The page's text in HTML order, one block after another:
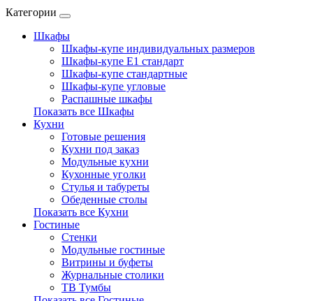
Категории
Шкафы
Шкафы-купе индивидуальных размеров
Шкафы-купе Е1 стандарт
Шкафы-купе стандартные
Шкафы-купе угловые
Распашные шкафы
Показать все Шкафы
Кухни
Готовые решения
Кухни под заказ
Модульные кухни
Кухонные уголки
Стулья и табуреты
Обеденные столы
Показать все Кухни
Гостиные
Стенки
Модульные гостиные
Витрины и буфеты
Журнальные столики
ТВ Тумбы